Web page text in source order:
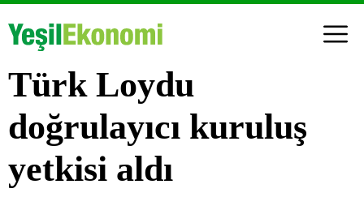
Türk Loydu
doğrulayıcı kuruluş
yetkisi aldı